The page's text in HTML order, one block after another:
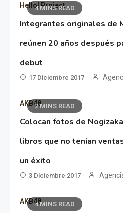
4 MINS READ
Hello! Project
Integrantes originales de
reúnen 20 años después
debut
17 Diciembre 2017
2 MINS READ
AKB48
Colocan fotos de
libros que no tenían
un éxito
3 Diciembre 2017
4 MINS READ
AKB48